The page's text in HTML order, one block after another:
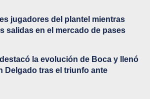
jugadores del plantel mientras
salidas en el mercado de pases
la evolución de Boca y llenó
Delgado tras el triunfo ante